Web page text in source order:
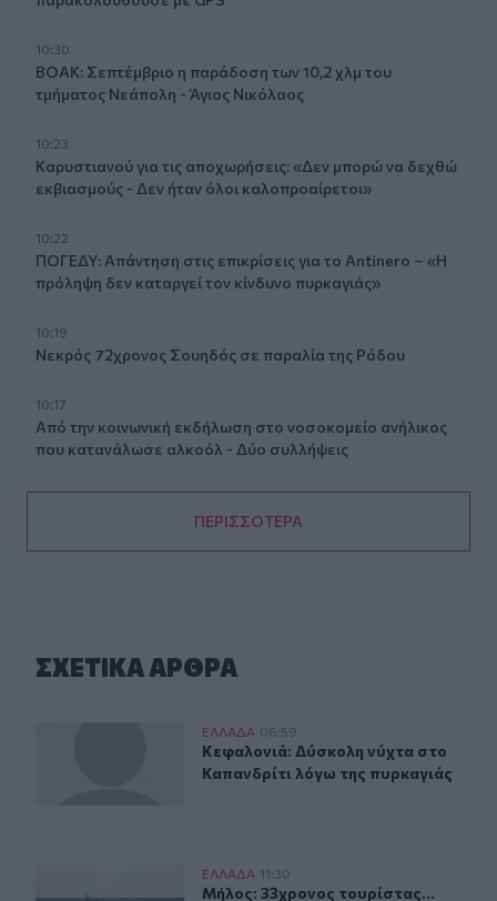
10:30
ΒΟΑΚ: Σεπτέμβριο η παράδοση των 10,2 χλμ του
τμήματος Νεάπολη - Άγιος Νικόλαος
10:23
Καρυστιανού για τις αποχωρήσεις: «Δεν μπορώ να δεχθώ
εκβιασμούς - Δεν ήταν όλοι καλοπροαίρετοι»
10:22
ΠΟΓΕΔΥ: Απάντηση στις επικρίσεις για το Antinero – «Η
πρόληψη δεν καταργεί τον κίνδυνο πυρκαγιάς»
10:19
Νεκρός 72χρονος Σουηδός σε παραλία της Ρόδου
10:17
Από την κοινωνική εκδήλωση στο νοσοκομείο ανήλικος
που κατανάλωσε αλκοόλ - Δύο συλλήψεις
ΠΕΡΙΣΣΟΤΕΡΑ
ΣΧΕΤΙΚA AΡΘΡΑ
Κεφαλονιά: Δύσκολη νύχτα στο Καπανδρίτι λόγω της
ΕΛΛAΔΑ 06:59
Κεφαλονιά: Δύσκολη νύχτα στο
Κεφαλονιά: Δύσκολη νύχτα στο
Καπανδρίτι λόγω της πυρκαγιάς
Μήλος: 33χρονος τουρίστας... εγκλωβίστηκε σε βράχο
ΕΛΛAΔΑ 11:30
Μήλος: 33χρονος τουρίστας...
Μήλος: 33χρονος τουρίστας...